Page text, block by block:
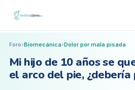
Foro›Biomecánica›Dolor por mala pisada
Mi hijo de 10 años se
el arco del pie, ¿debería